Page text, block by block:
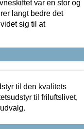
var en stor og
langt bedre det
sig til at
til den kvalitets
til friluftslivet,